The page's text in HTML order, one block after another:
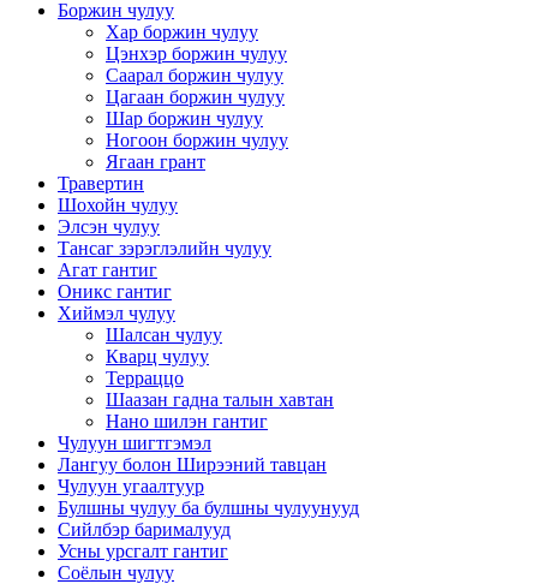
Боржин чулуу
Хар боржин чулуу
Цэнхэр боржин чулуу
Саарал боржин чулуу
Цагаан боржин чулуу
Шар боржин чулуу
Ногоон боржин чулуу
Ягаан грант
Травертин
Шохойн чулуу
Элсэн чулуу
Тансаг зэрэглэлийн чулуу
Агат гантиг
Оникс гантиг
Хиймэл чулуу
Шалсан чулуу
Кварц чулуу
Терраццо
Шаазан гадна талын хавтан
Нано шилэн гантиг
Чулуун шигтгэмэл
Лангуу болон Ширээний тавцан
Чулуун угаалтуур
Булшны чулуу ба булшны чулуунууд
Сийлбэр барималууд
Усны урсгалт гантиг
Соёлын чулуу